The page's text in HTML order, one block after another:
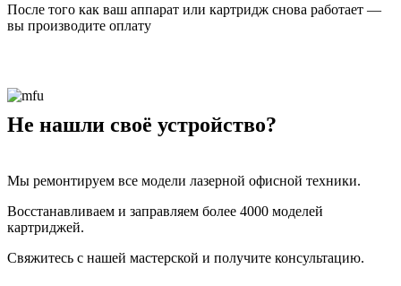
После того как ваш аппарат или картридж снова работает —
вы производите оплату
Не нашли своё устройство?
Мы ремонтируем все модели лазерной офисной техники.
Восстанавливаем и заправляем более 4000 моделей
картриджей.
Свяжитесь с нашей мастерской и получите консультацию.